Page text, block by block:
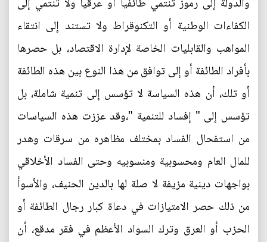
الكفاءات الوطنية أو التكنوقراط ولا تستند إلى انتقاء
المواهب والقابليات الخاصة لإدارة الاقتصاد، بل حصرها
بأفراد الطائفة أو إلى توافق من هذا النوع بين هذه الطائفة
أو تلك، أن هذه السياسة لا تؤسس إلى تنمية شاملة، بل
تؤسس إلى " إفساد للتنمية "،وقد عززت هذه السياسات
من استفحال الفساد بمختلف مظاهره من سرقات وهدر
للمال العام ومحسوبية ومنسوبيه وحتى الفساد الأخلاقي
بواجهات دينية مزيفة لا صلة لها بالدين الحنيف، والأسوأ
من ذلك حصر الامتيازات في دعاة كبار رجال الطائفة أو
الحزب أو العرق وترك السواد الأعظم في فقر مدقع، أن